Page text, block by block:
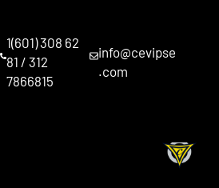
contenido
1(601) 308 62
81 / 312
7866815
info@cevipse
.com